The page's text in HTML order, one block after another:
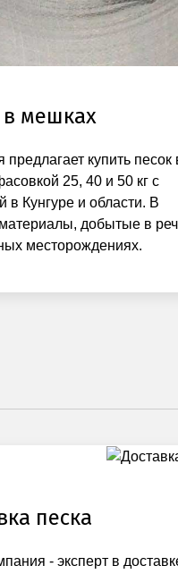
в мешках
предлагает купить песок
25, 40 и 50 кг с
в Кунгуре и области. В
добытые в
месторождениях.
песка
- эксперт в